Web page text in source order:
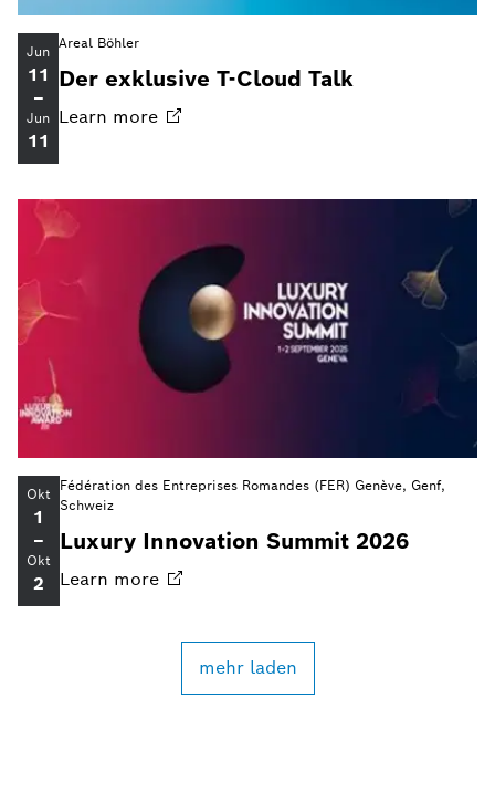
Jun
11
–
Jun
11
Areal Böhler
Der exklusive T-Cloud Talk
Learn more
Okt
1
–
Okt
2
Fédération des Entreprises Romandes (FER) Genève, Genf,
Schweiz
Luxury Innovation Summit 2026
Learn more
mehr laden